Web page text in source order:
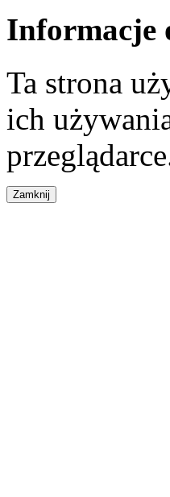
Informacje
Ta strona
ich